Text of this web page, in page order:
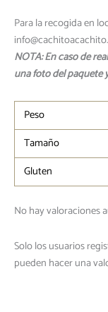
Para la recogida en
NOTA: En caso de
una foto del paquete
Peso
Tamaño
Gluten
No hay valoraciones
Solo los usuarios
pueden hacer una